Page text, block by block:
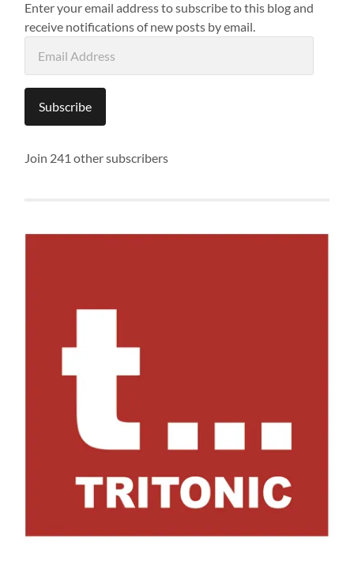
Enter your email address to subscribe to this blog and
receive notifications of new posts by email.
Address
Subscribe
Join 241 other subscribers